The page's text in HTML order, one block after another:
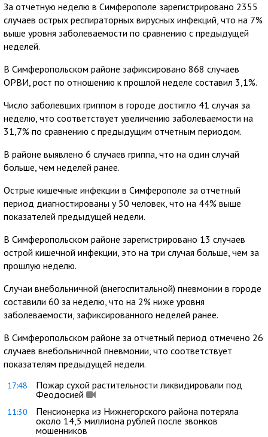
За отчетную неделю в Симферополе зарегистрировано 2355
случаев острых респираторных вирусных инфекций, что на 7%
выше уровня заболеваемости по сравнению с предыдущей
неделей.
В Симферопольском районе зафиксировано 868 случаев
ОРВИ, рост по отношению к прошлой неделе составил 3,1%.
Число заболевших гриппом в городе достигло 41 случая за
неделю, что соответствует увеличению заболеваемости на
31,7% по сравнению с предыдущим отчетным периодом.
В районе выявлено 6 случаев гриппа, что на один случай
больше, чем неделей ранее.
Острые кишечные инфекции в Симферополе за отчетный
период диагностированы у 50 человек, что на 44% выше
показателей предыдущей недели.
В Симферопольском районе зарегистрировано 13 случаев
острой кишечной инфекции, это на три случая больше, чем за
прошлую неделю.
Случаи внебольничной (внегоспитальной) пневмонии в городе
составили 60 за неделю, что на 2% ниже уровня
заболеваемости, зафиксированного неделей ранее.
В Симферопольском районе за отчетный период отмечено 26
случаев внебольничной пневмонии, что соответствует
показателям предыдущей недели.
17:48
Пожар сухой растительности ликвидировали под
Феодосией
11:30
Пенсионерка из Нижнегорского района потеряла
около 14,5 миллиона рублей после звонков
мошенников